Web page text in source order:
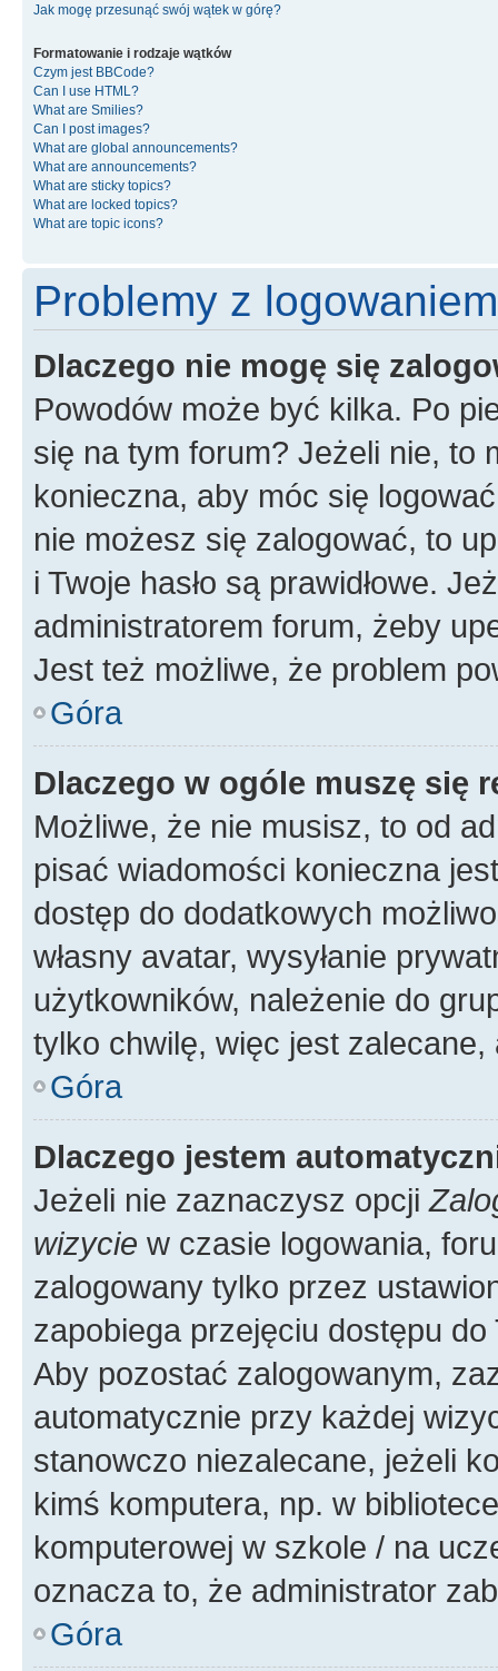
Jak mogę przesunąć swój wątek w górę?
Formatowanie i rodzaje wątków
Czym jest BBCode?
Can I use HTML?
What are Smilies?
Can I post images?
What are global announcements?
What are announcements?
What are sticky topics?
What are locked topics?
What are topic icons?
Problemy z
Dlaczego nie mogę się
Powodów może być kilka. Po
się na tym forum? Jeżeli nie, to
konieczna, aby móc się
nie możesz się zalogować, to
i Twoje hasło są prawidłowe.
administratorem forum, żeby
Jest też możliwe, że problem
Góra
Dlaczego w ogóle muszę się
Możliwe, że nie musisz, to od
pisać wiadomości konieczna
dostęp do dodatkowych
własny avatar, wysyłanie
użytkowników, należenie do
tylko chwilę, więc jest zalecane,
Góra
Dlaczego jestem
Jeżeli nie zaznaczysz opcji
wizycie w czasie logowania,
zalogowany tylko przez
zapobiega przejęciu dostępu
Aby pozostać zalogowanym,
automatycznie przy każdej
stanowczo niezalecane, jeżeli
kimś komputera, np. w
komputerowej w szkole / na
oznacza to, że administrator
Góra